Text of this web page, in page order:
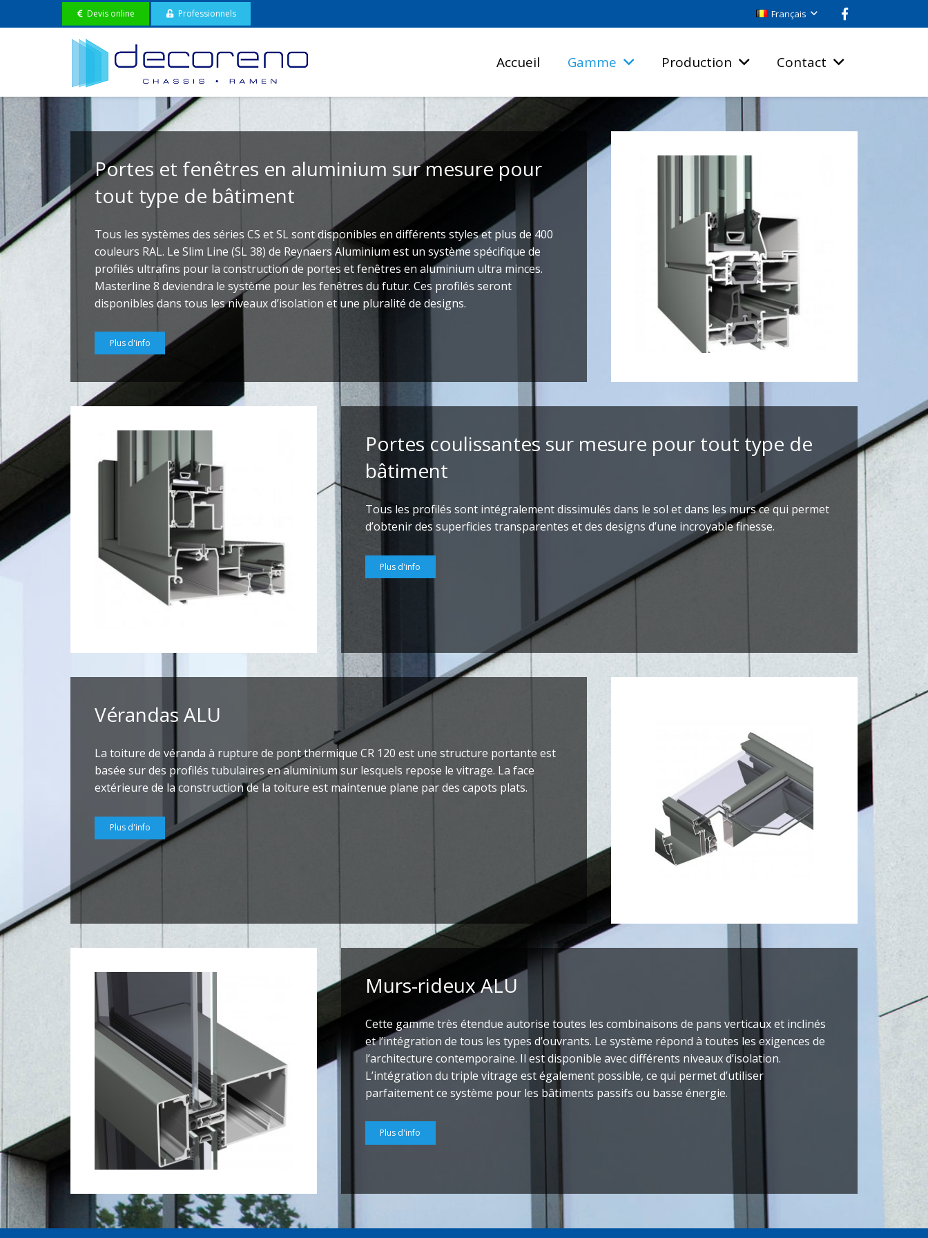
Devis online Professionnels Français
Accueil Gamme Production Contact
Portes et fenêtres en aluminium sur mesure pour
tout type de bâtiment
Tous les systèmes des séries CS et SL sont disponibles en différents styles et plus de 400
couleurs RAL. Le Slim Line (SL 38) de Reynaers Aluminium est un système spécifique de
profilés ultrafins pour la construction de portes et fenêtres en aluminium ultra minces.
Masterline 8 deviendra le système pour les fenêtres du futur. Ces profilés seront
disponibles dans tous les niveaux d’isolation et une pluralité de designs.
Plus d'info
Portes coulissantes sur mesure pour tout type de
bâtiment
Tous les profilés sont intégralement dissimulés dans le sol et dans les murs ce qui permet
d’obtenir des superficies transparentes et des designs d’une incroyable finesse.
Plus d'info
Vérandas ALU
La toiture de véranda à rupture de pont thermique CR 120 est une structure portante est
basée sur des profilés tubulaires en aluminium sur lesquels repose le vitrage. La face
extérieure de la construction de la toiture est maintenue plane par des capots plats.
Plus d'info
Murs-rideux ALU
Cette gamme très étendue autorise toutes les combinaisons de pans verticaux et inclinés
et l’intégration de tous les types d’ouvrants. Le système répond à toutes les exigences de
l’architecture contemporaine. Il est disponible avec différents niveaux d’isolation.
L’intégration du triple vitrage est également possible, ce qui permet d’utiliser
parfaitement ce système pour les bâtiments passifs ou basse énergie.
Plus d'info